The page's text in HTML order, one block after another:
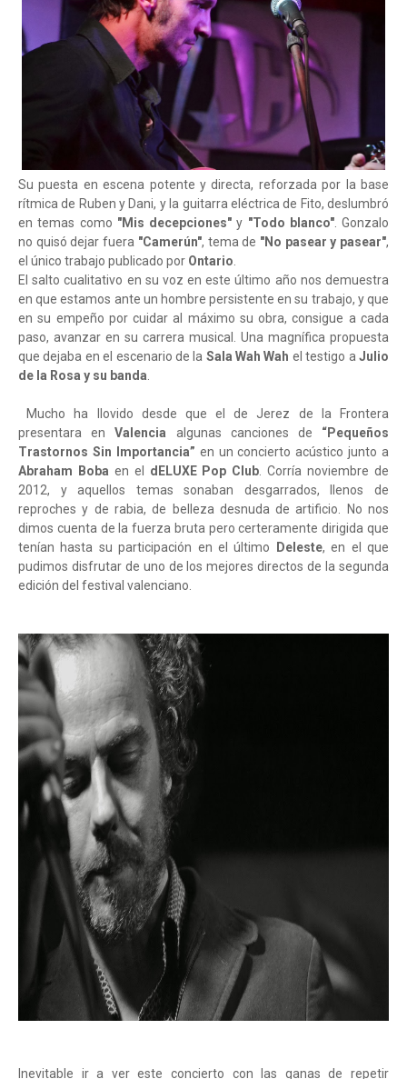
Su puesta en escena potente y directa, reforzada por la base
rítmica de Ruben y Dani, y la guitarra eléctrica de Fito, deslumbró
en temas como "Mis decepciones" y "Todo blanco". Gonzalo
no quisó dejar fuera "Camerún", tema de "No pasear y pasear",
el único trabajo publicado por Ontario.
El salto cualitativo en su voz en este último año nos demuestra
en que estamos ante un hombre persistente en su trabajo, y que
en su empeño por cuidar al máximo su obra, consigue a cada
paso, avanzar en su carrera musical. Una magnífica propuesta
que dejaba en el escenario de la Sala Wah Wah el testigo aJulio
de la Rosa y su banda.
Mucho ha llovido desde que el de Jerez de la Frontera
presentara enValencia algunas canciones de “Pequeños
Trastornos Sin Importancia” en un concierto acústico junto a
Abraham Boba en el dELUXE Pop Club. Corría noviembre de
2012, y aquellos temas sonaban desgarrados, llenos de
reproches y de rabia, de belleza desnuda de artificio. No nos
dimos cuenta de la fuerza bruta pero certeramente dirigida que
tenían hasta su participación en el último
Deleste, en el que
pudimos disfrutar de uno de los mejores directos de la segunda
edición del festival valenciano.
Inevitable ir a ver este concierto con las ganas de repetir